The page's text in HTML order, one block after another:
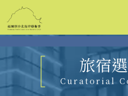
要
容
旅宿
Curatorial